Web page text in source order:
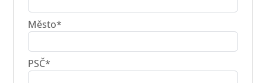
Město*
PSČ*